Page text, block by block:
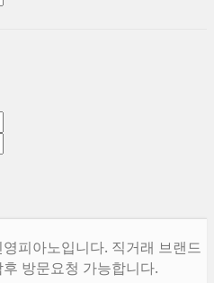
피아노입니다. 직거래 브랜드
방문요청 가능합니다.